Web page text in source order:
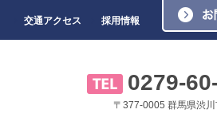
交通アクセス 採用情報
0279-
〒377-0005 群馬県渋